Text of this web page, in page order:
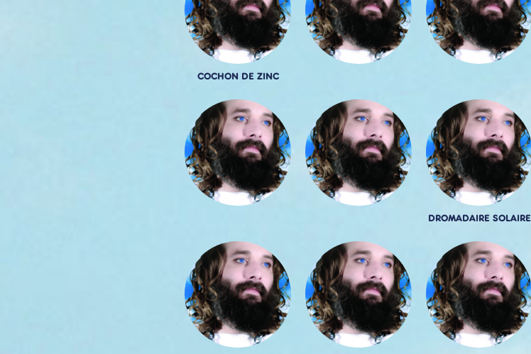
COCHON DE ZINC
DROMADAIRE SOLAIRE